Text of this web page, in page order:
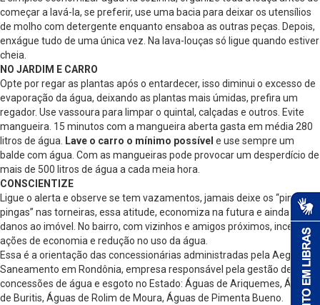
começar a lavá-la, se preferir, use uma bacia para deixar os utensílios
de molho com detergente enquanto ensaboa as outras peças. Depois,
enxágue tudo de uma única vez. Na lava-louças só ligue quando estiver
cheia.
NO JARDIM E CARRO
Opte por regar as plantas após o entardecer, isso diminui o excesso de
evaporação da água, deixando as plantas mais úmidas, prefira um
regador. Use vassoura para limpar o quintal, calçadas e outros. Evite
mangueira. 15 minutos com a mangueira aberta gasta em média 280
litros de água.
Lave o carro o mínimo possível e use sempre um
balde com água. Com as mangueiras pode provocar um desperdício de
mais de 500 litros de água a cada meia hora.
CONSCIENTIZE
Ligue o alerta e observe se tem vazamentos, jamais deixe os “pinga-
pingas” nas torneiras, essa atitude, economiza na futura e ainda evita
danos ao imóvel. No bairro, com vizinhos e amigos próximos, incentive
ações de economia e redução no uso da água.
Essa é a orientação das concessionárias administradas pela Aegea
Saneamento em Rondônia, empresa responsável pela gestão de 04
concessões de água e esgoto no Estado: Águas de Ariquemes, Águas
de Buritis, Águas de Rolim de Moura, Águas de Pimenta Bueno.